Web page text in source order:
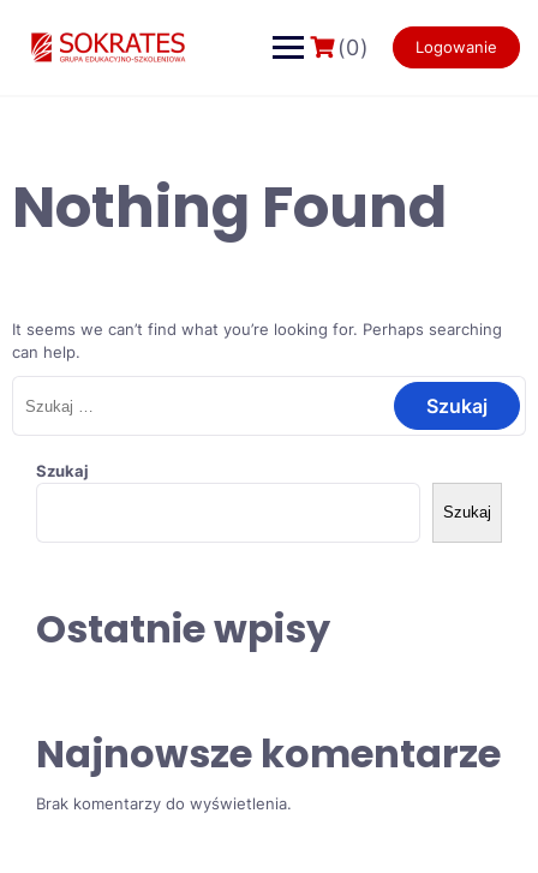
content
(0) Logowanie
Nothing Found
It seems we can’t find what you’re looking for. Perhaps searching
can help.
Szukaj:
Szukaj
Szukaj
Ostatnie wpisy
Najnowsze komentarze
Brak komentarzy do wyświetlenia.